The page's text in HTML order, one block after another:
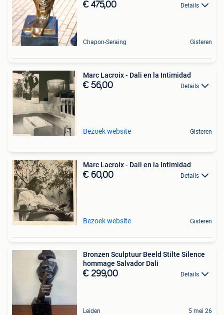
€ 475,00 Details
Chapon-Seraing Gisteren
Marc Lacroix - Dali en la Intimidad
€ 56,00 Details
Bezoek website Gisteren
Marc Lacroix - Dali en la Intimidad
€ 60,00 Details
Bezoek website Gisteren
Bronzen Sculptuur Beeld Stilte Silence
hommage Salvador Dali
€ 299,00 Details
Leiden 5 mei 26